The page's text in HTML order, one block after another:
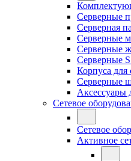
Серверные
Серверная
Серверные
Серверные
Серверные
Корпуса для
Серверные
Аксессуары
Сетевое
Сетевое
Активное